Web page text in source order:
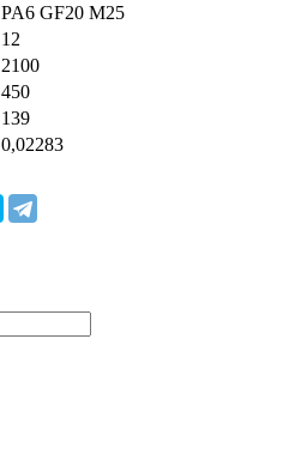
PA6 GF20 M25
12
2100
450
139
0,02283